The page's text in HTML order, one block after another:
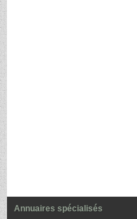
Annuaires spécialisés